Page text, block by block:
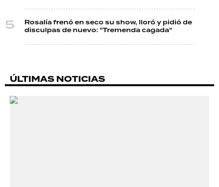
Rosalía frenó en seco su show, lloró y pidió de
disculpas de nuevo: "Tremenda cagada"
ÚLTIMAS NOTICIAS